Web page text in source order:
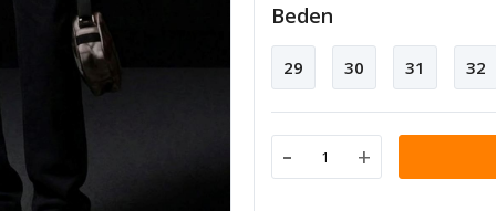
Beden
29 30 31 32
- +